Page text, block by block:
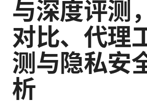
与深度评测
对比、代理
测与隐私安
析